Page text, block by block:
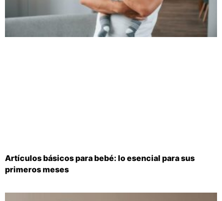
Artículos básicos para bebé: lo esencial para sus
primeros meses